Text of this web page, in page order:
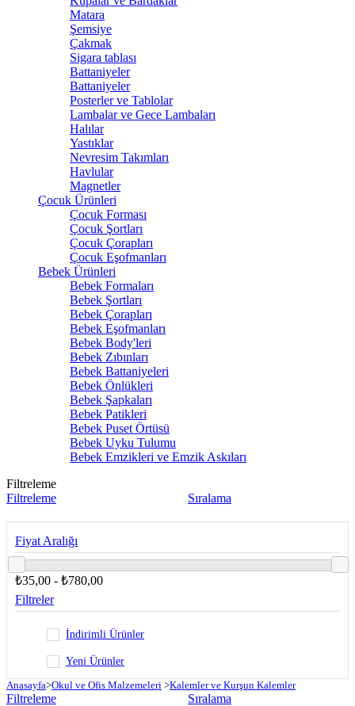
Matara
Şemsiye
Çakmak
Sigara tablası
Battaniyeler
Battaniyeler
Posterler ve Tablolar
Lambalar ve Gece Lambaları
Halılar
Yastıklar
Nevresim Takımları
Havlular
Magnetler
Çocuk Ürünleri
Çocuk Forması
Çocuk Şortları
Çocuk Çorapları
Çocuk Eşofmanları
Bebek Ürünleri
Bebek Formaları
Bebek Şortları
Bebek Çorapları
Bebek Eşofmanları
Bebek Body'leri
Bebek Zıbınları
Bebek Battaniyeleri
Bebek Önlükleri
Bebek Şapkaları
Bebek Patikleri
Bebek Puset Örtüsü
Bebek Uyku Tulumu
Bebek Emzikleri ve Emzik Askıları
Filtreleme
Filtreleme
Sıralama
Fiyat Aralığı
₺35,00 - ₺780,00
Filtreler
İndirimli Ürünler
Yeni Ürünler
Anasayfa>Okul ve Ofis Malzemeleri >Kalemler ve Kurşun Kalemler
Filtreleme Sıralama